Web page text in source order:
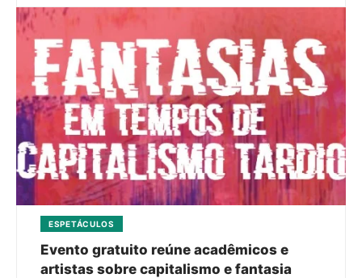
ESPETÁCULOS
Evento gratuito reúne acadêmicos e
artistas sobre capitalismo e fantasia